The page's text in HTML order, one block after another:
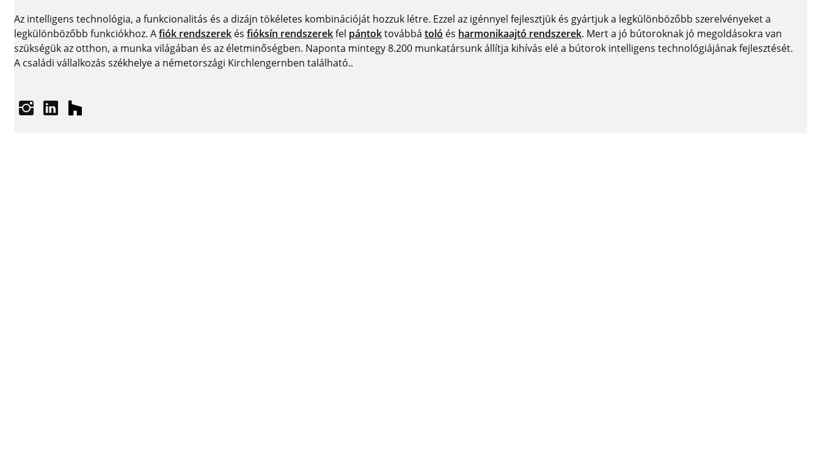
Az intelligens technológia, a funkcionalitás és a dizájn tökéletes kombinációját hozzuk létre. Ezzel az igénnyel fejlesztjük és gyártjuk a legkülönbözőbb szerelvényeket a
legkülönbözőbb funkciókhoz. Afiók rendszerek és fióksín rendszerekfel pántoktovábbá toló és harmonikaajtó rendszerek. Mert a jó bútoroknak jó megoldásokra van
szükségük az otthon, a munka világában és az életminőségben. Naponta mintegy 8.200 munkatársunk állítja kihívás elé a bútorok intelligens technológiájának fejlesztését.
A családi vállalkozás székhelye a németországi Kirchlengernben található..
Instagram
linkedinhouzz